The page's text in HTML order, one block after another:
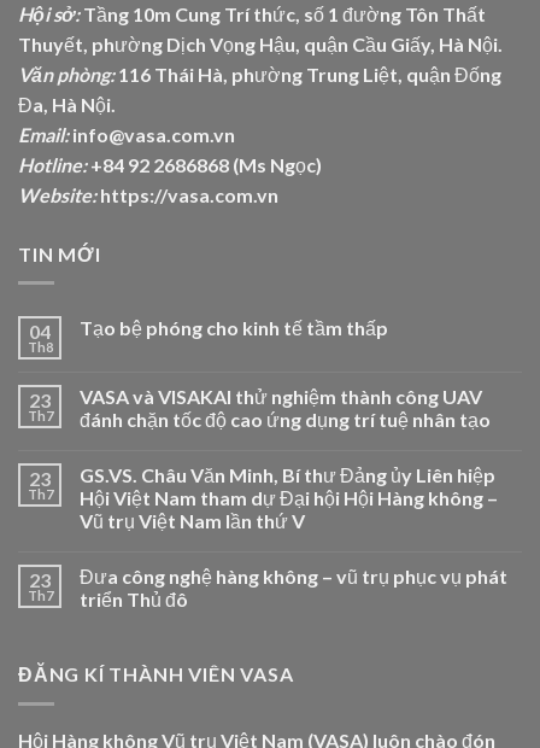
Hội sở:Tầng 10m Cung Trí thức, số 1 đường Tôn Thất
Thuyết, phường Dịch Vọng Hậu, quận Cầu Giấy, Hà Nội.
Văn phòng:116 Thái Hà, phường Trung Liệt, quận Đống
Đa, Hà Nội.
Email:info@vasa.com.vn
Hotline:+84 92 2686868 (Ms Ngọc)
Website: https://vasa.com.vn
TIN MỚI
04
Th8
Tạo bệ phóng cho kinh tế tầm thấp
23
Th7
VASA và VISAKAI thử nghiệm thành công UAV
đánh chặn tốc độ cao ứng dụng trí tuệ nhân tạo
23
Th7
GS.VS. Châu Văn Minh, Bí thư Đảng ủy Liên hiệp
Hội Việt Nam tham dự Đại hội Hội Hàng không –
Vũ trụ Việt Nam lần thứ V
23
Th7
Đưa công nghệ hàng không – vũ trụ phục vụ phát
triển Thủ đô
ĐĂNG KÍ THÀNH VIÊN VASA
Hội Hàng không Vũ trụ Việt Nam (VASA) luôn chào đón